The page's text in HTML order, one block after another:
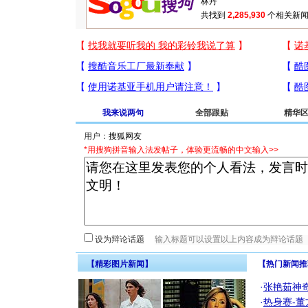
共找到 2,285,930 个相关新
我来说两句 全部跟贴 精华区
用户：
*用搜狗拼音输入法发帖子，体验更流畅的中文输入>>
设为辩论话题
【精彩图片新闻】 【热门新闻
·张艳茹神
·热身赛-董